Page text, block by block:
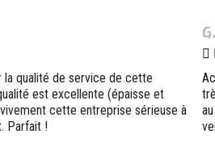
la qualité de service de cette
est excellente (épaisse et
cette entreprise sérieuse à
Parfait !